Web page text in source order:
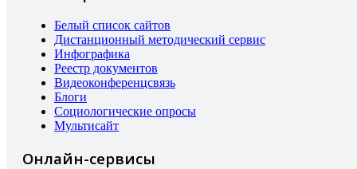
Белый список сайтов
Дистанционный методический сервис
Инфографика
Реестр документов
Видеоконференцсвязь
Блоги
Социологические опросы
Мультисайт
Онлайн-сервисы